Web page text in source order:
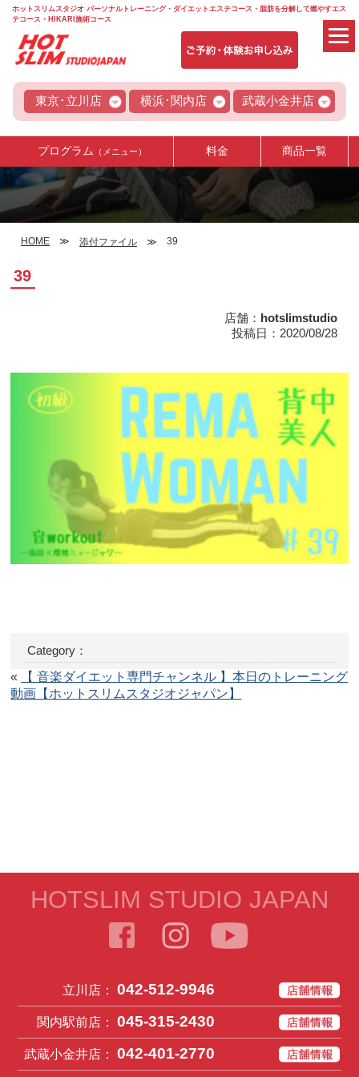
ホットスリムスタジオ パーソナルトレーニング・ダイエットエステコース・脂肪を分解して燃やすエス
テコース・HIKARI施術コース
東京･立川店 横浜･関内店 武蔵小金井店
プログラム （メニュー） 料金 商品一覧
HOME 添付ファイル 39
39
店舗： hotslimstudio
投稿日：2020/08/28
Category：
«
【 音楽ダイエット専門チャンネル 】本日のトレーニング
動画【ホットスリムスタジオジャパン】
HOTSLIM STUDIO JAPAN
立川店： 042-512-9946
関内駅前店： 045-315-2430
武蔵小金井店： 042-401-2770